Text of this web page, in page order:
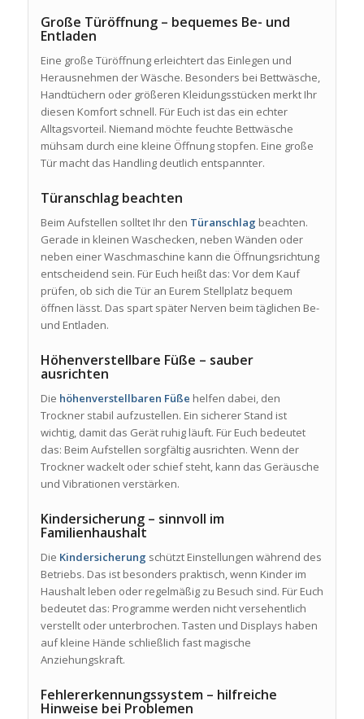
Große Türöffnung – bequemes Be- und
Entladen
Eine große Türöffnung erleichtert das Einlegen und
Herausnehmen der Wäsche. Besonders bei Bettwäsche,
Handtüchern oder größeren Kleidungsstücken merkt Ihr
diesen Komfort schnell. Für Euch ist das ein echter
Alltagsvorteil. Niemand möchte feuchte Bettwäsche
mühsam durch eine kleine Öffnung stopfen. Eine große
Tür macht das Handling deutlich entspannter.
Türanschlag beachten
Beim Aufstellen solltet Ihr den Türanschlag beachten.
Gerade in kleinen Waschecken, neben Wänden oder
neben einer Waschmaschine kann die Öffnungsrichtung
entscheidend sein. Für Euch heißt das: Vor dem Kauf
prüfen, ob sich die Tür an Eurem Stellplatz bequem
öffnen lässt. Das spart später Nerven beim täglichen Be-
und Entladen.
Höhenverstellbare Füße – sauber
ausrichten
Die höhenverstellbaren Füße helfen dabei, den
Trockner stabil aufzustellen. Ein sicherer Stand ist
wichtig, damit das Gerät ruhig läuft. Für Euch bedeutet
das: Beim Aufstellen sorgfältig ausrichten. Wenn der
Trockner wackelt oder schief steht, kann das Geräusche
und Vibrationen verstärken.
Kindersicherung – sinnvoll im
Familienhaushalt
Die Kindersicherung schützt Einstellungen während des
Betriebs. Das ist besonders praktisch, wenn Kinder im
Haushalt leben oder regelmäßig zu Besuch sind. Für Euch
bedeutet das: Programme werden nicht versehentlich
verstellt oder unterbrochen. Tasten und Displays haben
auf kleine Hände schließlich fast magische
Anziehungskraft.
Fehlererkennungssystem – hilfreiche
Hinweise bei Problemen